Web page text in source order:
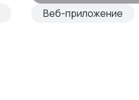
Веб-приложение